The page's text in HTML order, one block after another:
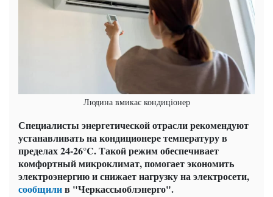
Людина вмикає кондиціонер
Специалисты энергетической отрасли рекомендуют
устанавливать на кондиционере температуру в
пределах 24-26°C. Такой режим обеспечивает
комфортный микроклимат, помогает экономить
электроэнергию и снижает нагрузку на электросети,
сообщилив "Черкассыоблэнерго".